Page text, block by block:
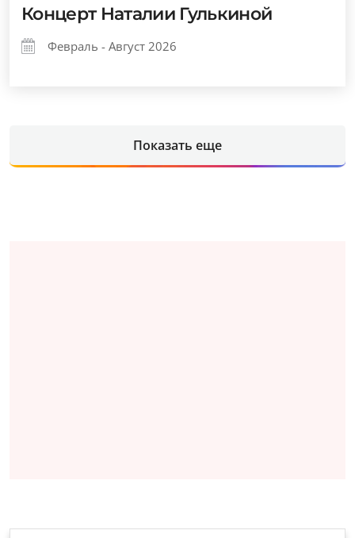
Концерт Наталии Гулькиной
Февраль - Август 2026
Показать еще